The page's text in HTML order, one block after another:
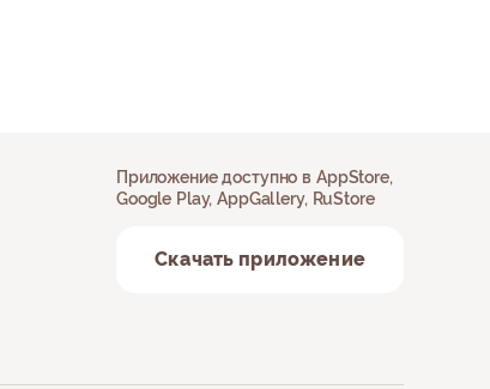
Приложение доступно в AppStore,
Google Play, AppGallery, RuStore
Скачать приложение